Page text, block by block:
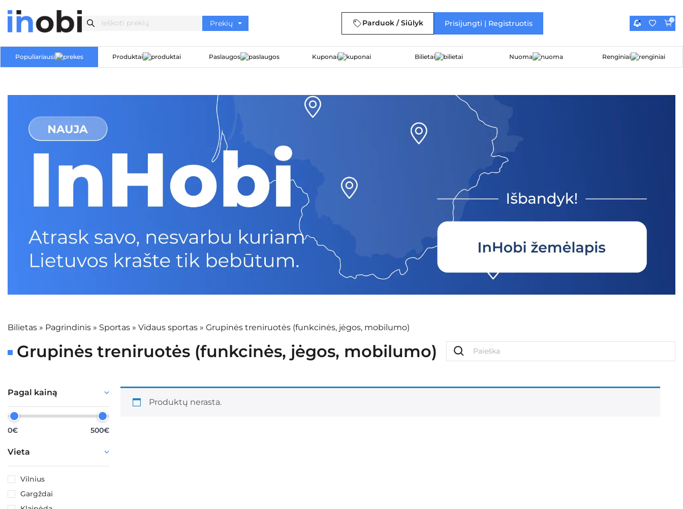
Parduok / Siūlyk Prisijungti | Registruotis 0
Populiariausi Produktai Paslaugos Kuponai Bilietai Nuoma Renginiai
Bilietas » Pagrindinis » Sportas » Vidaus sportas » Grupinės treniruotės (funkcinės, jėgos, mobilumo)
Grupinės treniruotės (funkcinės, jėgos, mobilumo)
Pagal kainą
0€ 500€
Vieta
Vilnius
Gargždai
Produktų nerasta.